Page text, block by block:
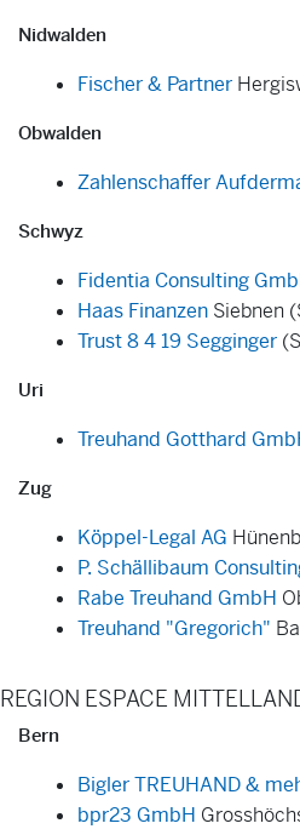
Nidwalden
Fischer & Partner
Obwalden
Zahlenschaffer
Schwyz
Fidentia Consulting
Haas Finanzen Siebnen
Trust 8 4 19 Segginger
Uri
Treuhand Gotthard
Zug
Köppel-Legal AG
P. Schällibaum
Rabe Treuhand GmbH
Treuhand "Gregorich"
REGION ESPACE
Bern
Bigler TREUHAND &
bpr23 GmbH